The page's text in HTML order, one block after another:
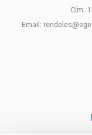
Cím:
Email: